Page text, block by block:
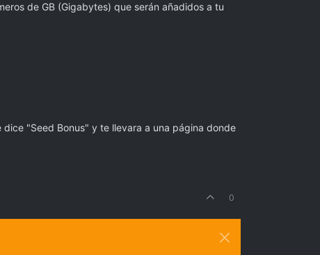
de GB (Gigabytes) que serán añadidos a tu
"Seed Bonus" y te llevara a una página donde
0